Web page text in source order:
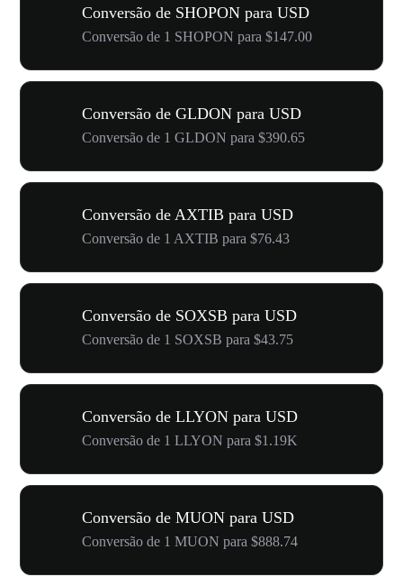
Conversão de SHOPON para USD
Conversão de 1 SHOPON para $147.00
Conversão de GLDON para USD
Conversão de 1 GLDON para $390.65
Conversão de AXTIB para USD
Conversão de 1 AXTIB para $76.43
Conversão de SOXSB para USD
Conversão de 1 SOXSB para $43.75
Conversão de LLYON para USD
Conversão de 1 LLYON para $1.19K
Conversão de MUON para USD
Conversão de 1 MUON para $888.74